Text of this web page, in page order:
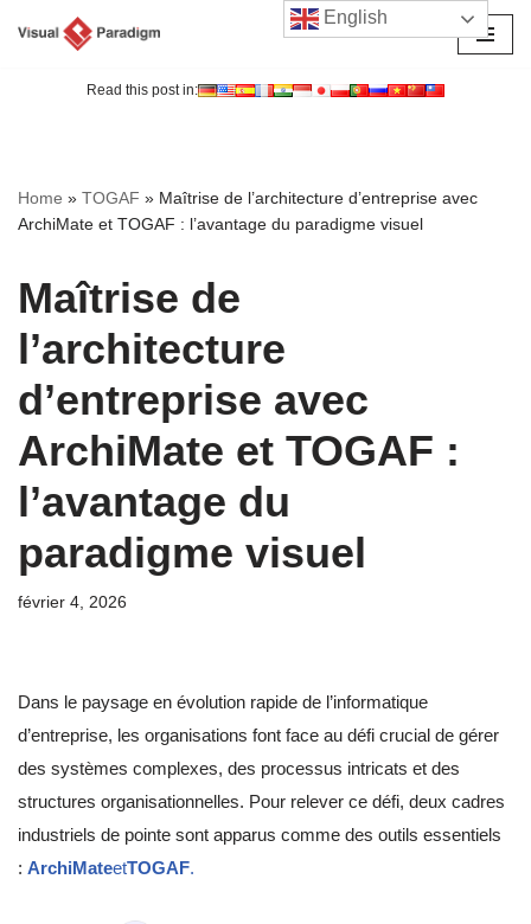
Read this post in:
Home » TOGAF » Maîtrise de l’architecture d’entreprise avec
ArchiMate et TOGAF : l’avantage du paradigme visuel
Maîtrise de
l’architecture
d’entreprise avec
ArchiMate et TOGAF :
l’avantage du
paradigme visuel
février 4, 2026
Dans le paysage en évolution rapide de l’informatique
d’entreprise, les organisations font face au défi crucial de gérer
des systèmes complexes, des processus intricats et des
structures organisationnelles. Pour relever ce défi, deux cadres
industriels de pointe sont apparus comme des outils essentiels
: ArchiMateetTOGAF.
English